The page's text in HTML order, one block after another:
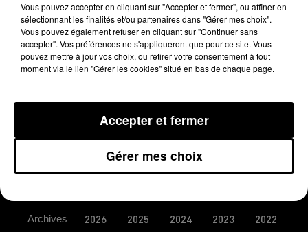
MENTIONS LÉGALES
REGLEMENT JEUX CONCOURS
Archives 2026 2025 2024 2023 2022
Vous pouvez accepter en cliquant sur "Accepter et fermer", ou affiner en
sélectionnant les finalités et/ou partenaires dans "Gérer mes choix".
Vous pouvez également refuser en cliquant sur "Continuer sans
accepter". Vos préférences ne s'appliqueront que pour ce site. Vous
pouvez mettre à jour vos choix, ou retirer votre consentement à tout
moment via le lien "Gérer les cookies" situé en bas de chaque page.
Gérer mes choix
Accepter et fermer